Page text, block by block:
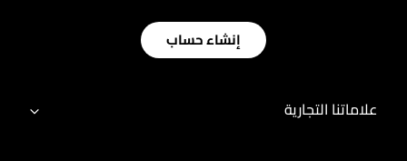
إنشاء حساب
علاماتنا التجارية